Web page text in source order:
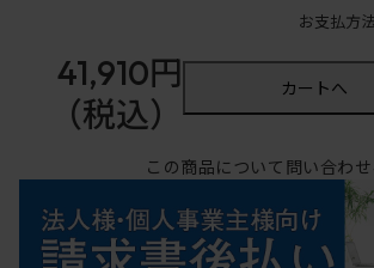
お支払方
41,910円
（税込）
カートへ
この商品について問い合わせ